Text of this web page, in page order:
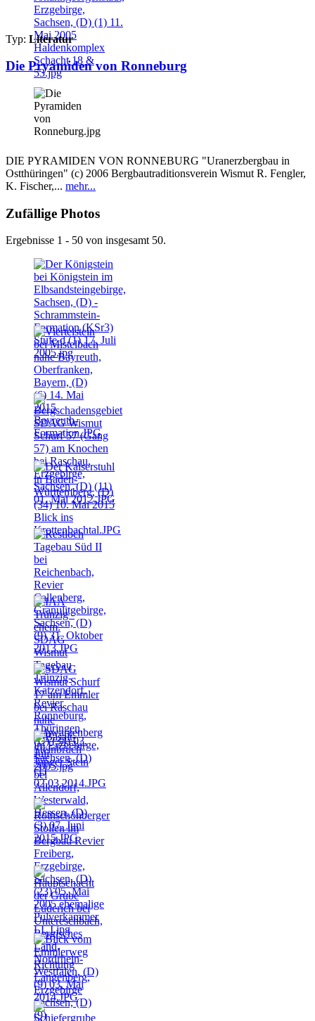
Typ: Literatur
Die Pryamiden von Ronneburg
DIE PYRAMIDEN VON RONNEBURG "Uranerzbergbau in
Ostthüringen" (c) 2006 Bergbautraditionsverein Wismut R. Fengler,
K. Fischer,... mehr...
Zufällige Photos
Ergebnisse 1 - 50 von insgesamt 50.